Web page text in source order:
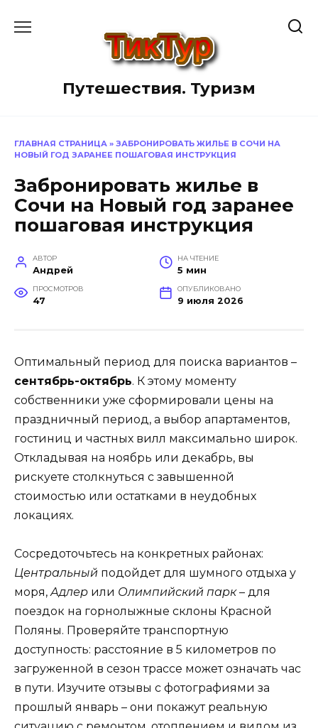
Путешествия. Туризм
ГЛАВНАЯ СТРАНИЦА » ЗАБРОНИРОВАТЬ ЖИЛЬЕ В СОЧИ НА
НОВЫЙ ГОД ЗАРАНЕЕ ПОШАГОВАЯ ИНСТРУКЦИЯ
Забронировать жилье в
Сочи на Новый год заранее
пошаговая инструкция
АВТОР
Андрей
НА ЧТЕНИЕ
5 мин
ПРОСМОТРОВ
47
ОПУБЛИКОВАНО
9 июля 2026
Оптимальный период для поиска вариантов –
сентябрь-октябрь. К этому моменту
собственники уже сформировали цены на
праздничный период, а выбор апартаментов,
гостиниц и частных вилл максимально широк.
Откладывая на ноябрь или декабрь, вы
рискуете столкнуться с завышенной
стоимостью или остатками в неудобных
локациях.
Сосредоточьтесь на конкретных районах:
Центральный подойдет для шумного отдыха у
моря,Адлер или Олимпийский парк– для
поездок на горнолыжные склоны Красной
Поляны. Проверяйте транспортную
доступность: расстояние в 5 километров по
загруженной в сезон трассе может означать час
в пути. Изучите отзывы с фотографиями за
прошлый январь – они покажут реальную